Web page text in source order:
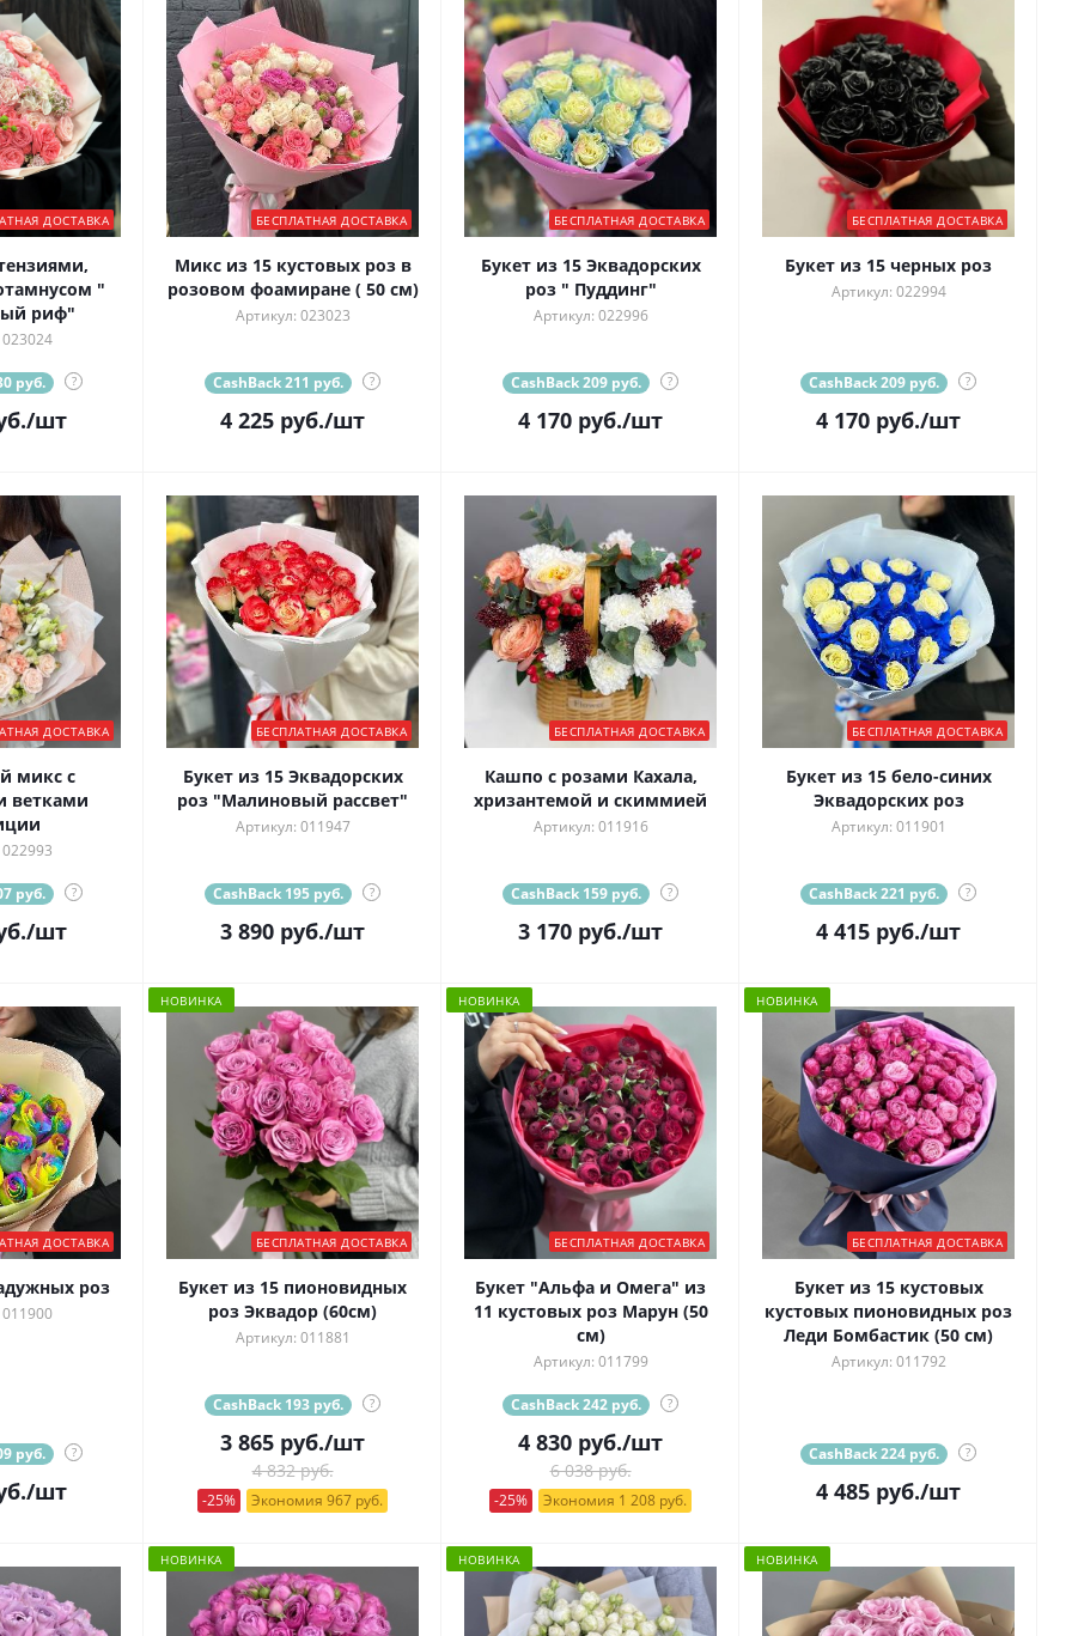
ДОСТАВКА
"
риф"
руб. ?
/шт
БЕСПЛАТНАЯ ДОСТАВКА
Микс из 15 кустовых роз в
розовом фоамиране ( 50 см)
Артикул: 023023
CashBack 211 руб. ?
4 225 руб./шт
БЕСПЛАТНАЯ ДОСТАВКА
Букет из 15 Эквадорских
роз " Пуддинг"
Артикул: 022996
CashBack 209 руб. ?
4 170 руб./шт
БЕСПЛАТНАЯ ДОСТАВКА
Букет из 15 черных роз
Артикул: 022994
CashBack 209 руб. ?
4 170 руб./шт
ДОСТАВКА
микс с
ветками
руб. ?
/шт
БЕСПЛАТНАЯ ДОСТАВКА
Букет из 15 Эквадорских
роз "Малиновый рассвет"
Артикул: 011947
CashBack 195 руб. ?
3 890 руб./шт
БЕСПЛАТНАЯ ДОСТАВКА
Кашпо с розами Кахала,
хризантемой и скиммией
Артикул: 011916
CashBack 159 руб. ?
3 170 руб./шт
БЕСПЛАТНАЯ ДОСТАВКА
Букет из 15 бело-синих
Эквадорских роз
Артикул: 011901
CashBack 221 руб. ?
4 415 руб./шт
ДОСТАВКА
роз
руб. ?
/шт
НОВИНКА
БЕСПЛАТНАЯ ДОСТАВКА
Букет из 15 пионовидных
роз Эквадор (60см)
Артикул: 011881
CashBack 193 руб. ?
3 865 руб./шт
4 832 руб.
-25% Экономия 967 руб.
НОВИНКА
БЕСПЛАТНАЯ ДОСТАВКА
Букет "Альфа и Омега" из
11 кустовых роз Марун (50
см)
Артикул: 011799
CashBack 242 руб. ?
4 830 руб./шт
6 038 руб.
-25% Экономия 1 208 руб.
НОВИНКА
БЕСПЛАТНАЯ ДОСТАВКА
Букет из 15 кустовых
кустовых пионовидных роз
Леди Бомбастик (50 см)
Артикул: 011792
CashBack 224 руб. ?
4 485 руб./шт
НОВИНКА НОВИНКА НОВИНКА